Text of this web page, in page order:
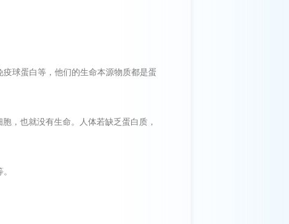
球蛋白等，他们的生命本源物质都是蛋
，也就没有生命。人体若缺乏蛋白质，